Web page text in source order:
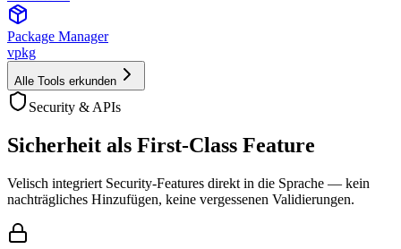
Package Manager
vpkg
Alle Tools erkunden
Security & APIs
Sicherheit als First-Class Feature
Velisch integriert Security-Features direkt in die Sprache — kein
nachträgliches Hinzufügen, keine vergessenen Validierungen.